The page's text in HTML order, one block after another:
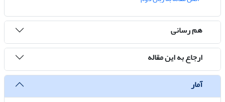
هم رسانی
ارجاع به این مقاله
آمار